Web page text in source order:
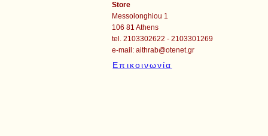
Store
Messolonghiou 1
106 81 Athens
tel. 2103302622 - 2103301269
e-mail:aithrab@otenet.gr
Επικοινωνία